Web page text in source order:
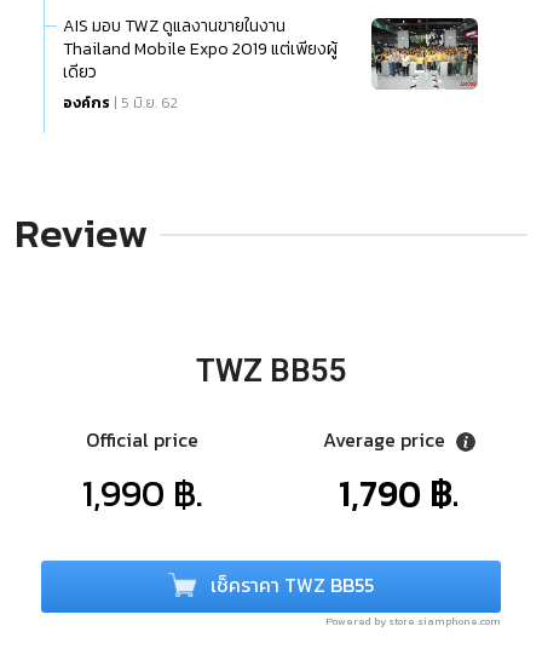
AIS มอบ TWZ ดูแลงานขายในงาน
Thailand Mobile Expo 2019 แต่เพียงผู้
เดียว
องค์กร | 5 มิ.ย. 62
Review
TWZ BB55
Official price
1,990 ฿.
Average price
1,790 ฿.
เช็คราคา TWZ BB55
Powered by store.siamphone.com